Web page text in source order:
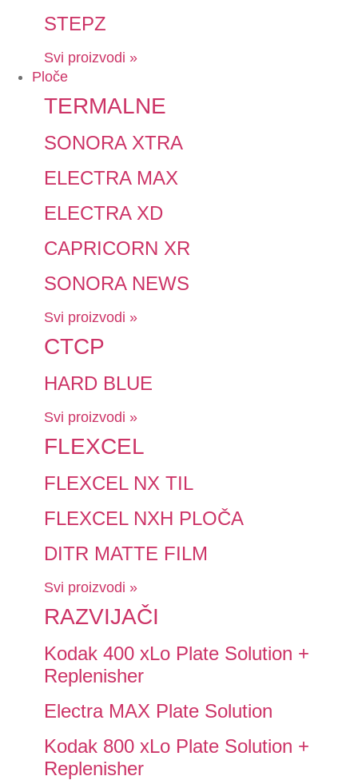
STEPZ
Svi proizvodi »
Ploče
TERMALNE
SONORA XTRA
ELECTRA MAX
ELECTRA XD
CAPRICORN XR
SONORA NEWS
Svi proizvodi »
CTCP
HARD BLUE
Svi proizvodi »
FLEXCEL
FLEXCEL NX TIL
FLEXCEL NXH PLOČA
DITR MATTE FILM
Svi proizvodi »
RAZVIJAČI
Kodak 400 xLo Plate Solution +
Replenisher
Electra MAX Plate Solution
Kodak 800 xLo Plate Solution +
Replenisher